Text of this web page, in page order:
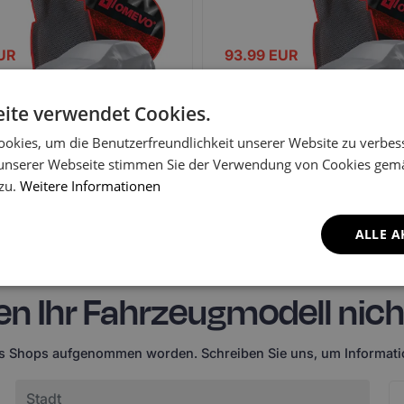
K12 3. Generation
2010)
Klassische
93.99 EUR
Nissan Micra K12 3.
(2003-2010)
Ihr Fahrzeugmodell
aufgenommen worden. Schreiben Sie uns, um
verwendet Cookies.
um die Benutzerfreundlichkeit unserer Website zu
Webseite stimmen Sie der Verwendung von Cookies
Weitere Informationen
ALLE